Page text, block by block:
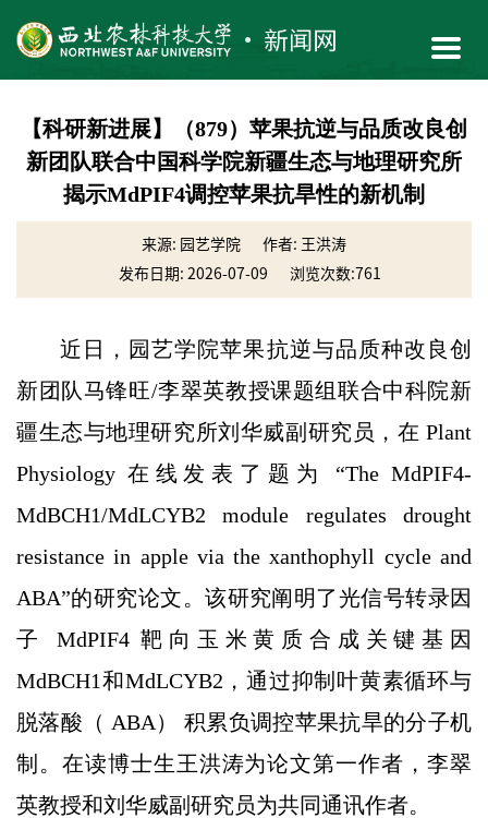
【科研新进展】（879）苹果抗逆与品质改良创
新团队联合中国科学院新疆生态与地理研究所
揭示MdPIF4调控苹果抗旱性的新机制
来源: 园艺学院
作者: 王洪涛
发布日期: 2026-07-09
浏览次数: 761
近日，园艺学院苹果抗逆与品质种改良创
新团队马锋旺/李翠英教授课题组联合中科院新
疆生态与地理研究所刘华威副研究员，在 Plant
Physiology 在线发表了题为 “The MdPIF4-
MdBCH1/MdLCYB2 module regulates drought
resistance in apple via the xanthophyll cycle and
ABA”的研究论文。该研究阐明了光信号转录因
子 MdPIF4 靶向玉米黄质合成关键基因
MdBCH1和MdLCYB2，通过抑制叶黄素循环与
脱落酸（ ABA） 积累负调控苹果抗旱的分子机
制。在读博士生王洪涛为论文第一作者，李翠
英教授和刘华威副研究员为共同通讯作者。